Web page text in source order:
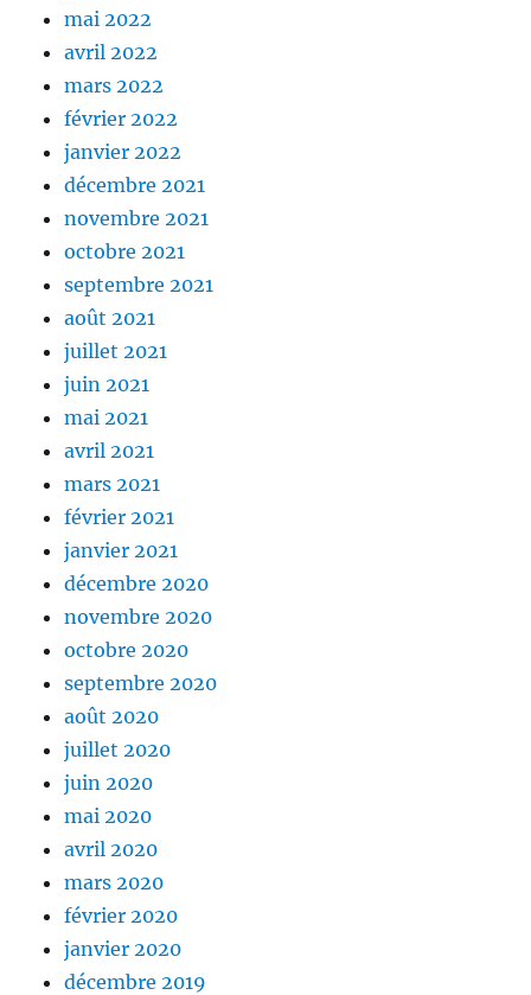
mai 2022
avril 2022
mars 2022
février 2022
janvier 2022
décembre 2021
novembre 2021
octobre 2021
septembre 2021
août 2021
juillet 2021
juin 2021
mai 2021
avril 2021
mars 2021
février 2021
janvier 2021
décembre 2020
novembre 2020
octobre 2020
septembre 2020
août 2020
juillet 2020
juin 2020
mai 2020
avril 2020
mars 2020
février 2020
janvier 2020
décembre 2019